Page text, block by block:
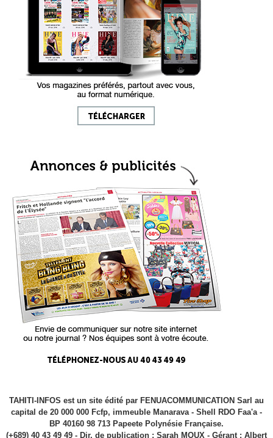
TAHITI-INFOS est un site édité par FENUACOMMUNICATION Sarl au
capital de 20 000 000 Fcfp, immeuble Manarava - Shell RDO Faa'a -
BP 40160 98 713 Papeete Polynésie Française.
(+689) 40 43 49 49 - Dir. de publication : Sarah MOUX - Gérant : Albert